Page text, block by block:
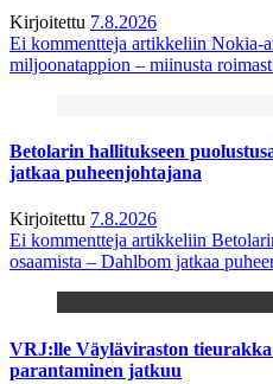
Kirjoitettu 7.8.2026
Ei kommentteja artikkeliin Nokia-
miljoonatappion – miinusta
Betolarin hallitukseen
jatkaa puheenjohtajana
Kirjoitettu 7.8.2026
Ei kommentteja artikkeliin
osaamista – Dahlbom jatkaa
VRJ:lle Väyläviraston
parantaminen jatkuu